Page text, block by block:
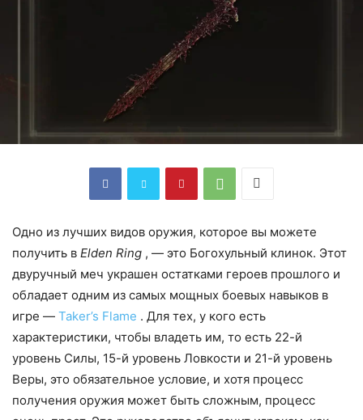
Одно из лучших видов оружия, которое вы можете
получить в Elden Ring , — это Богохульный клинок. Этот
двуручный меч украшен остатками героев прошлого и
обладает одним из самых мощных боевых навыков в
игре — Taker’s Flame . Для тех, у кого есть
характеристики, чтобы владеть им, то есть 22-й
уровень Силы, 15-й уровень Ловкости и 21-й уровень
Веры, это обязательное условие, и хотя процесс
получения оружия может быть сложным, процесс